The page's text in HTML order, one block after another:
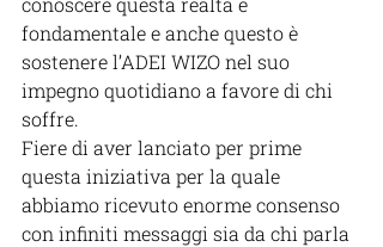
fondamentale e anche questo è
sostenere l’ADEI WIZO nel suo
impegno quotidiano a favore di chi
soffre.
Fiere di aver lanciato per prime
questa iniziativa per la quale
abbiamo ricevuto enorme consenso
con infiniti messaggi sia da chi parla